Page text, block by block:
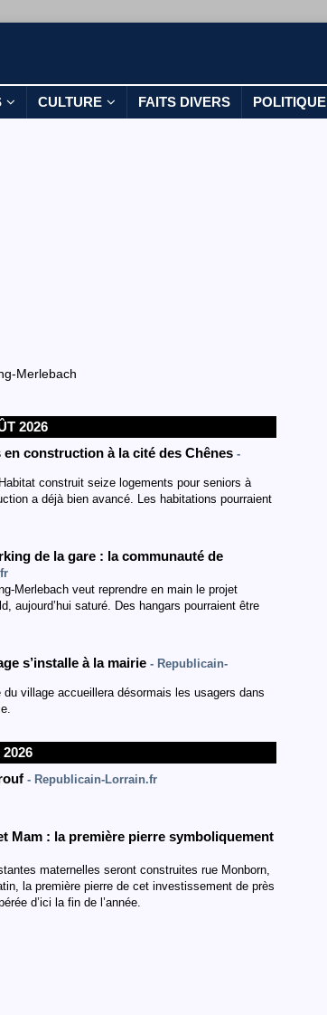
CULTURE FAITS DIVERS POLITIQUE
Merlebach
2026
construction à la cité des Chênes -
construit seize logements pour seniors à
a déjà bien avancé. Les habitations pourraient
de la gare : la communauté de
Merlebach veut reprendre en main le projet
aujourd’hui saturé. Des hangars pourraient être
s’installe à la mairie - Republicain-
village accueillera désormais les usagers dans
- Republicain-Lorrain.fr
Mam : la première pierre symboliquement
maternelles seront construites rue Monborn,
la première pierre de cet investissement de près
d’ici la fin de l’année.